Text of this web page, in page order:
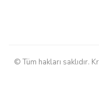
© Tüm hakları saklıdır.